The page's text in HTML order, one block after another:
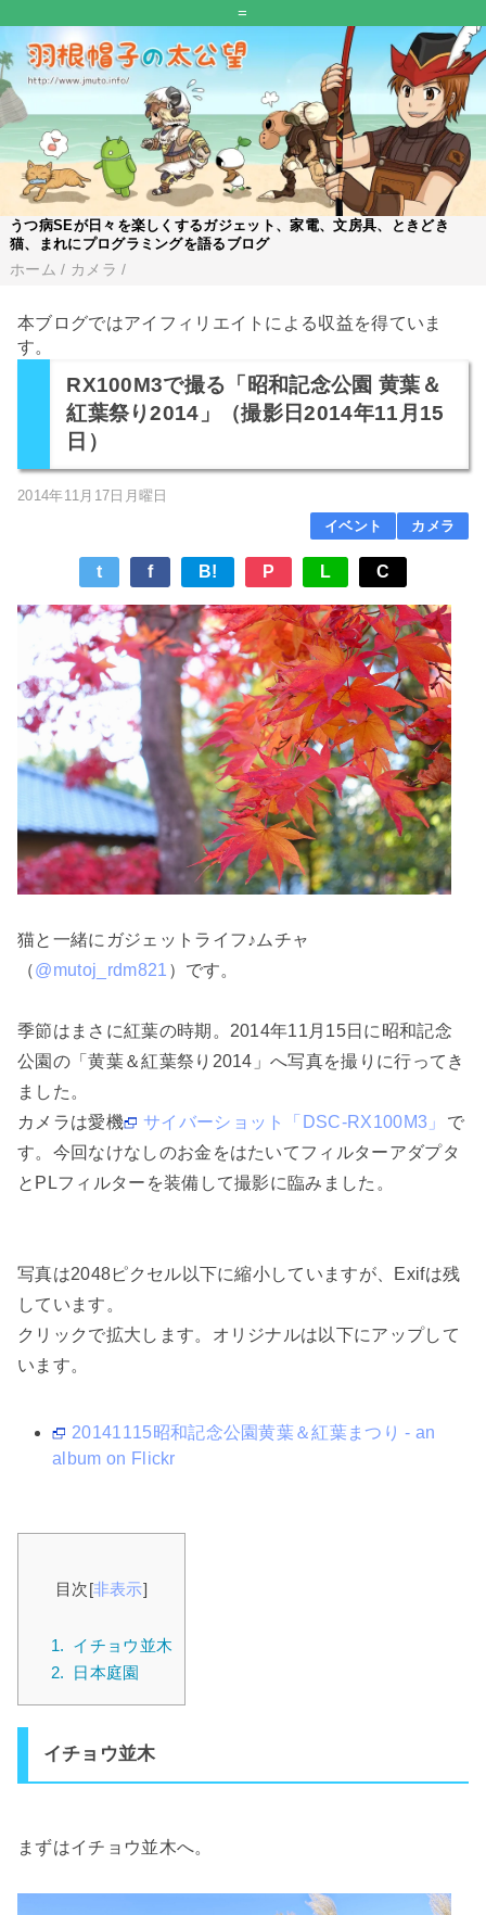
=
うつ病SEが日々を楽しくするガジェット、家電、文房具、ときどき
猫、まれにプログラミングを語るブログ
ホーム / カメラ /
本ブログではアイフィリエイトによる収益を得ていま
す。
RX100M3で撮る「昭和記念公園 黄葉＆
紅葉祭り2014」（撮影日2014年11月15
日）
2014年11月17日月曜日
イベント
カメラ
t f B! P L C
猫と一緒にガジェットライフ♪ムチャ
（@mutoj_rdm821 ）です。
季節はまさに紅葉の時期。2014年11月15日に昭和記念
公園の「黄葉＆紅葉祭り2014」へ写真を撮りに行ってき
ました。
カメラは愛機
サイバーショット「DSC-RX100M3」
で
す。今回なけなしのお金をはたいてフィルターアダプタ
とPLフィルターを装備して撮影に臨みました。
写真は2048ピクセル以下に縮小していますが、Exifは残
しています。
クリックで拡大します。オリジナルは以下にアップして
います。
20141115昭和記念公園黄葉＆紅葉まつり - an
album on Flickr
目次[非表示]
1. イチョウ並木
2.
日本庭園
イチョウ並木
まずはイチョウ並木へ。